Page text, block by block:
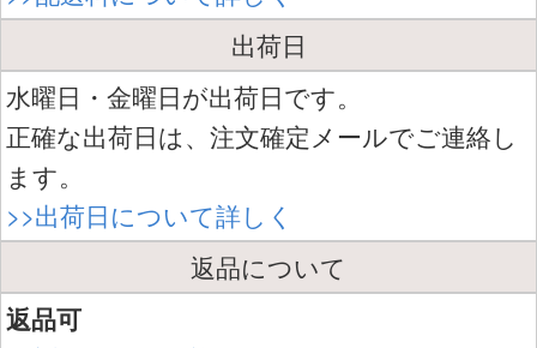
出荷日
水曜日・金曜日が出荷日です。
正確な出荷日は、注文確定メールでご連絡し
ます。
>>出荷日について詳しく
返品について
返品可